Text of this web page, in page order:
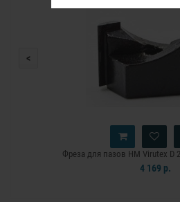
Фреза для пазов HM Virutex D
4 169 р.
<